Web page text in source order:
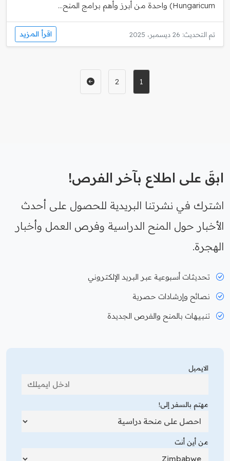
Hungaricum) واحدة من أبرز وأهم برامج المنح...
تم التحديث: 26 ديسمبر، 2025 اقرأ المزيد
1
2
ابقَ على اطلاع بآخر الفرص!
اشترك في نشرتنا البريدية للحصول على أحدث
الأخبار حول المنح الدراسية وفرص العمل وأخبار
الهجرة.
تحديثات أسبوعية عبر البريد الإلكتروني
نصائح وإرشادات حصرية
تنبيهات بالمنح والفرص الجديدة
الايميل
مهتم بالسفر إلى!
من أين أنت